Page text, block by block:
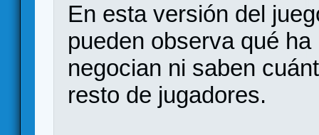
En esta versión del
pueden observa qué
negocian ni saben
resto de jugadores.